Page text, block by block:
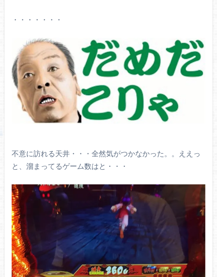
・・・・・・・
不意に訪れる天井・・・全然気がつかなかった。。ええっ
と、溜まってるゲーム数はと・・・